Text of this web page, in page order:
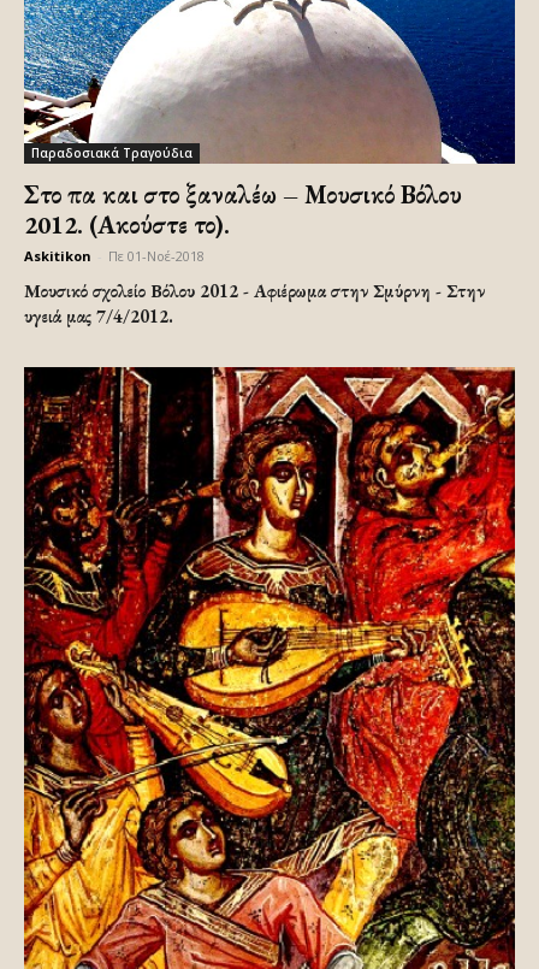
Παραδοσιακά Τραγούδια
Στο πα και στο ξαναλέω – Μουσικό Βόλου
2012. (Ακούστε το).
Askitikon Πε 01-Νοέ-2018
Μουσικό σχολείο Βόλου 2012 - Αφιέρωμα στην Σμύρνη - Στην
υγειά μας 7/4/2012.